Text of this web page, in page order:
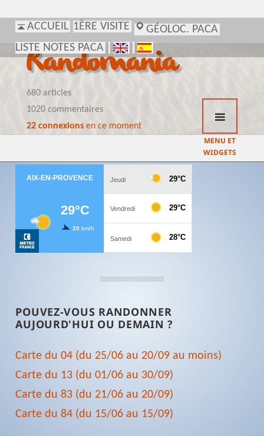
ACCUEIL 1ÈRE VISITE
GÉOLOC. PACA
LISTE NOTES PACA
Randomania
680 articles
1020 commentaires
22 connexionsen ce moment
MENU ET
WIDGETS
POUVEZ-VOUS RANDONNER
AUJOURD'HUI OU DEMAIN ?
Carte du 04 (du 25/06 au 20/09 au moins)
Carte du 13 (du 01/06 au 30/09)
Carte du 83 (du 21/06 au 20/09)
Carte du 84 (du 15/06 au 15/09)